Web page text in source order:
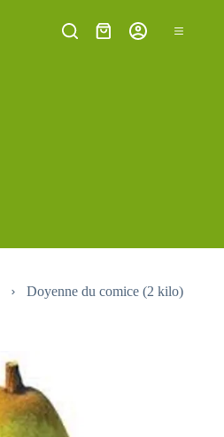
Winkelwagen
Doyenne du comice (2 kilo)